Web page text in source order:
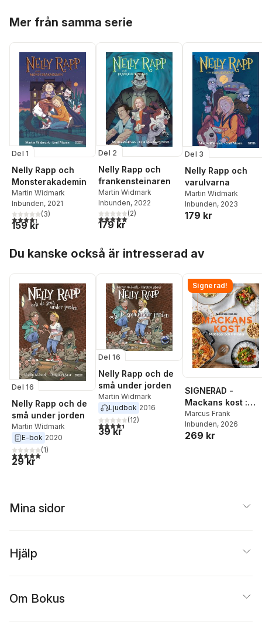
Mer från samma serie
Del 1
Nelly Rapp och
Monsterakademin
Martin Widmark
Inbunden, 2021
4,3utav 5 stjärnor. Totalt antal röster:
(3)
159 kr
Del 2
Nelly Rapp och
frankensteinaren
Martin Widmark
Inbunden, 2022
5,0utav 5 stjärnor. Totalt antal röster:
(2)
179 kr
Del 3
Nelly Rapp och
varulvarna
Martin Widmark
Inbunden, 2023
179 kr
Du kanske också är intresserad av
Del 16
Nelly Rapp och de
små under jorden
Martin Widmark
E-bok 2020
5,0utav 5 stjärnor. Totalt antal röster:
(1)
29 kr
Del 16
Nelly Rapp och de
små under jorden
Martin Widmark
Ljudbok 2016
4,4utav 5 stjärnor. Totalt antal röster:
(12)
39 kr
Signerad!
SIGNERAD -
Mackans kost :
Middagar och
matlådor
Marcus Frank
Inbunden, 2026
269 kr
Mina sidor
Hjälp
Om Bokus